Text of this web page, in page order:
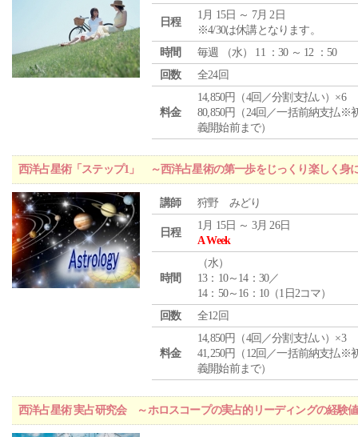
日程
1月 15日 ～ 7月 2日
※4/30は休講となります。
時間
毎週 （水） 11 ：30 ～ 12 ：50
回数
全24回
料金
14,850円（4回／分割支払い）×6
80,850円（24回／一括前納支払※
義開始前まで）
西洋占星術「ステップ1」 ～西洋占星術の第一歩をじっくり楽しく身
講師 狩野 みどり
日程
1月 15日 ～ 3月 26日
A Week
時間
（水）
13：10～14：30／
14：50～16：10（1日2コマ）
回数
全12回
料金
14,850円（4回／分割支払い）×3
41,250円（12回／一括前納支払※
義開始前まで）
西洋占星術 実占研究会 ～ホロスコープの実占的リーディングの経験